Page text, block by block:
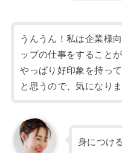
うんうん！私は企業様
ップの仕事をすること
やっぱり好印象を持っ
と思うので、気になりま
身につけ